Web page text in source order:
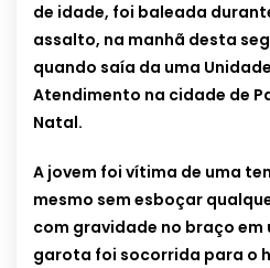
de idade, foi baleada
assalto, na manhã desta
quando saía da uma
Atendimento na cidade de
Natal.
A jovem foi vítima de uma
mesmo sem esboçar
com gravidade no braço em
garota foi socorrida para o